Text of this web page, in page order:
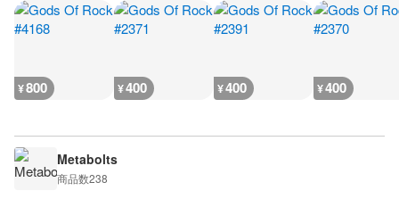
¥800 ¥400 ¥400 ¥400
Metabolts
商品数238